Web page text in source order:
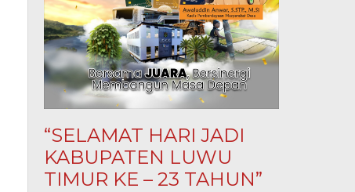
“SELAMAT HARI JADI
KABUPATEN LUWU
TIMUR KE – 23 TAHUN”